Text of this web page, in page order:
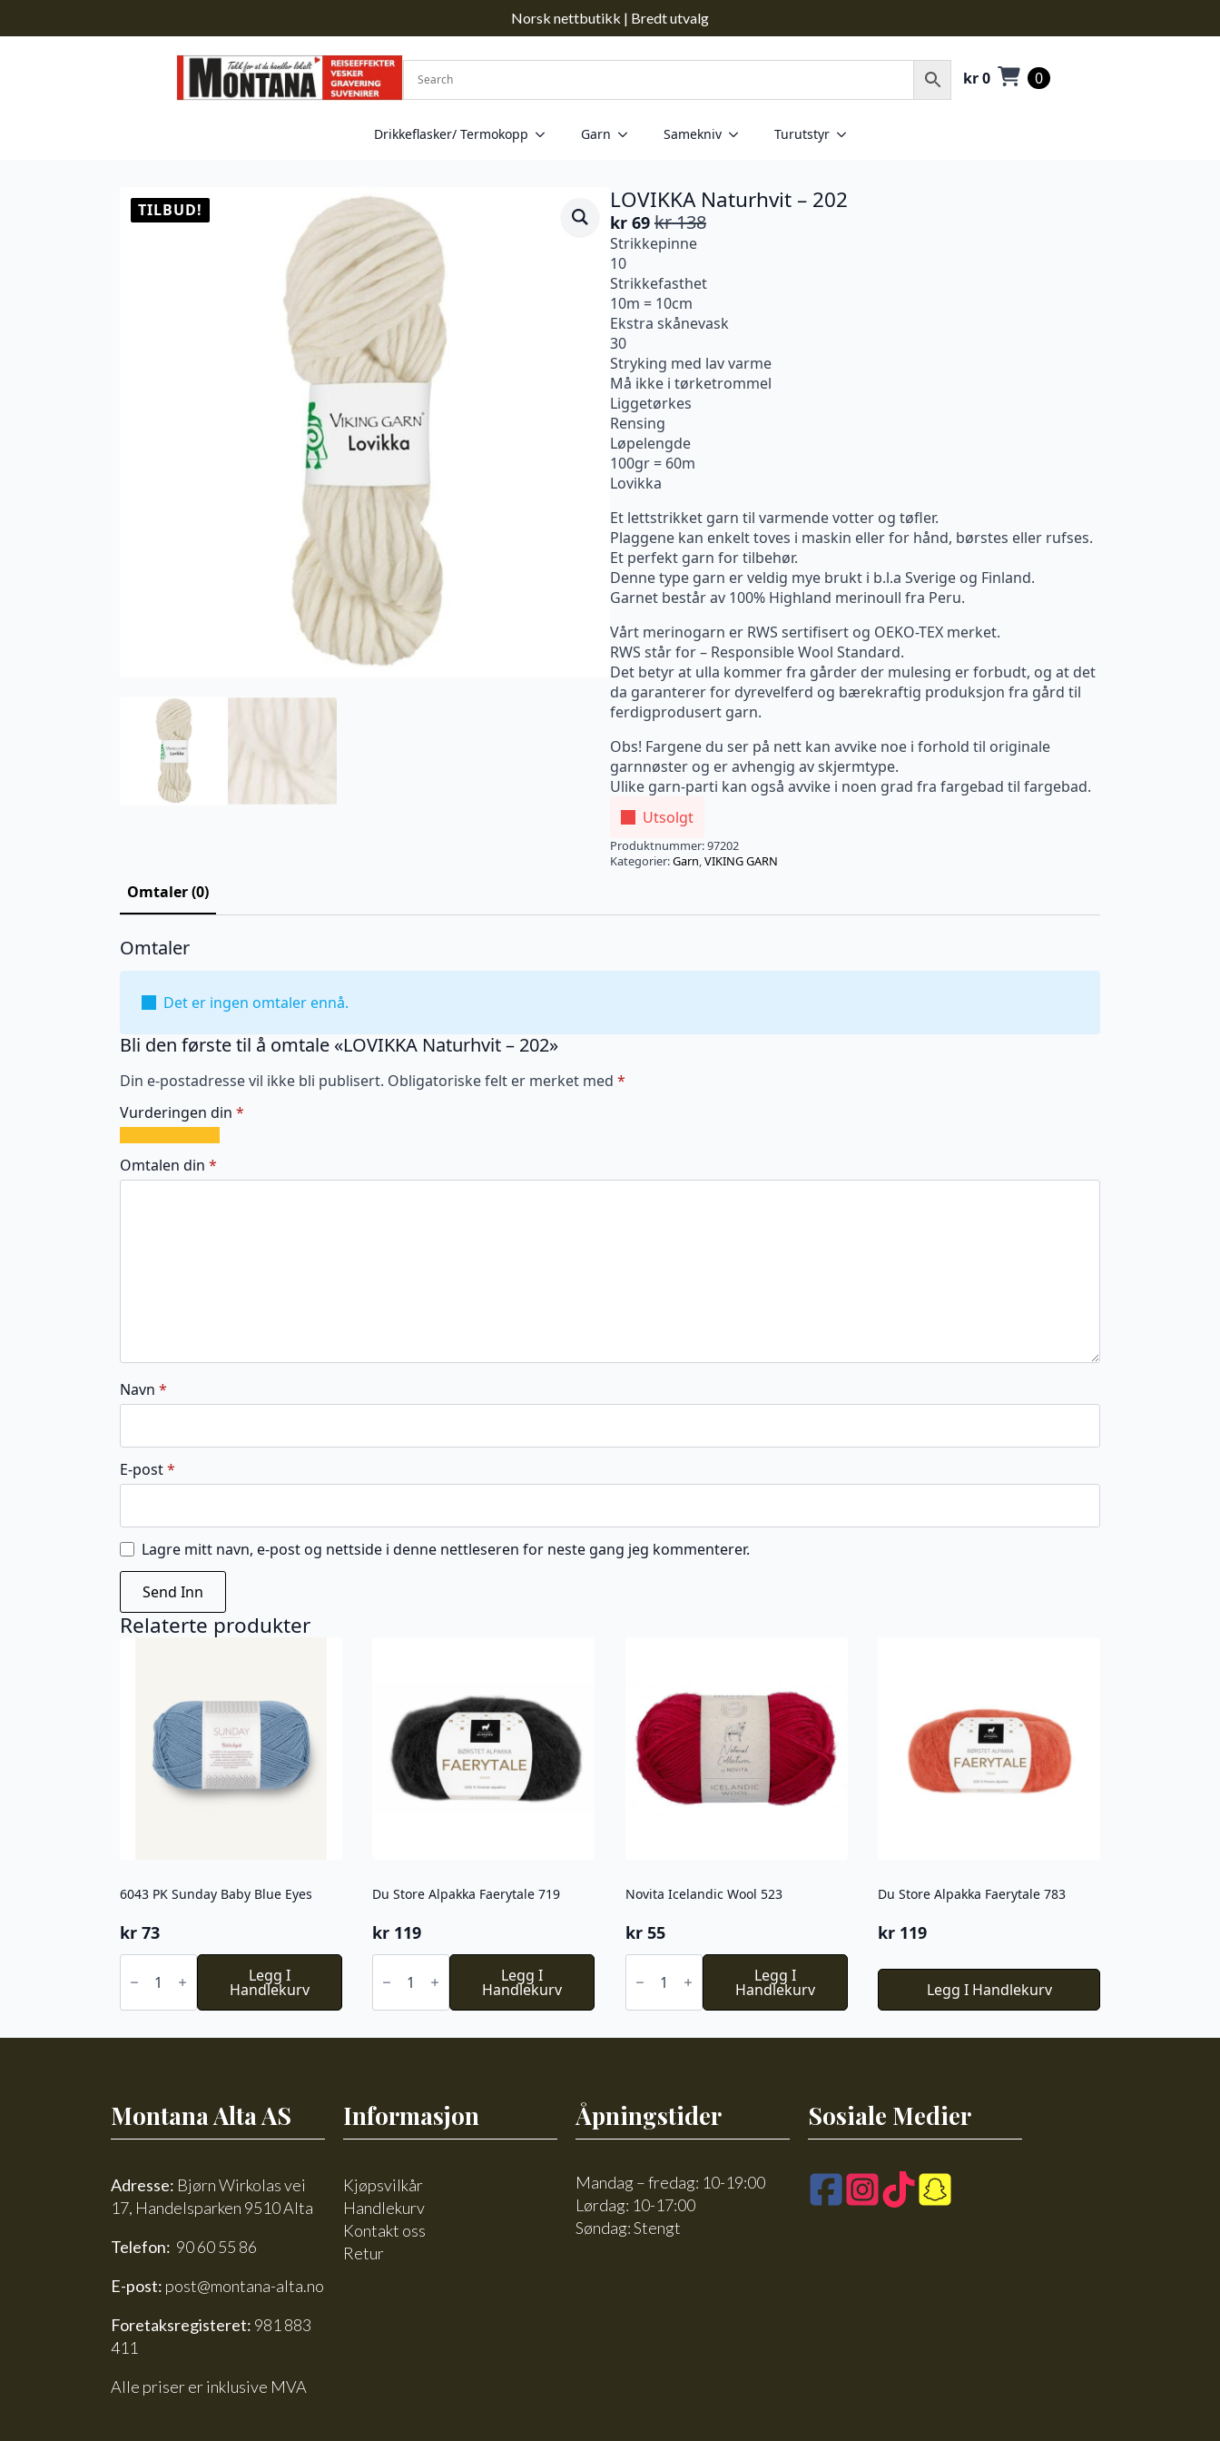
Norsk nettbutikk | Bredt utvalg
kr0 0
Drikkeflasker/ Termokopp Garn Samekniv Turutstyr
TILBUD! LOVIKKA Naturhvit – 202
kr138
Opprinnelig
pris
var:
kr 138.
kr 69
Nåværende
pris
er:
kr 69.
Strikkepinne
10
Strikkefasthet
10m = 10cm
Ekstra skånevask
30
Stryking med lav varme
Må ikke i tørketrommel
Liggetørkes
Rensing
Løpelengde
100gr = 60m
Lovikka
Et lettstrikket garn til varmende votter og tøfler.
Plaggene kan enkelt toves i maskin eller for hånd, børstes eller rufses.
Et perfekt garn for tilbehør.
Denne type garn er veldig mye brukt i b.l.a Sverige og Finland.
Garnet består av 100% Highland merinoull fra Peru.
Vårt merinogarn er RWS sertifisert og OEKO-TEX merket.
RWS står for – Responsible Wool Standard.
Det betyr at ulla kommer fra gårder der mulesing er forbudt, og at det
da garanterer for dyrevelferd og bærekraftig produksjon fra gård til
ferdigprodusert garn.
Obs! Fargene du ser på nett kan avvike noe i forhold til originale
garnnøster og er avhengig av skjermtype.
Ulike garn-parti kan også avvike i noen grad fra fargebad til fargebad.
Utsolgt
Produktnummer:97202
Kategorier:Garn,VIKING GARN
Omtaler (0)
Omtaler
Det er ingen omtaler ennå.
Bli den første til å omtale «LOVIKKA Naturhvit – 202»
Din e-postadresse vil ikke bli publisert. Obligatoriske felt er merket med *
Vurderingen din *
av
5
av
5
av
5
av
5
av
5
Omtalen din *
Navn *
E-post*
Lagre mitt navn, e-post og nettside i denne nettleseren for neste gang jeg kommenterer.
Relaterte produkter
6043 PK Sunday Baby Blue Eyes
kr 73
6043
Sunday
Baby
Eyes
Legg I
Handlekurv
Du Store Alpakka Faerytale 719
kr 119
Du
Store
Alpakka
Faerytale
antall
Legg I
Handlekurv
Novita Icelandic Wool 523
kr55
Novita
Icelandic
Wool
523
Legg I
Handlekurv
Du Store Alpakka Faerytale 783
kr 119
Legg I Handlekurv
Montana Alta AS
Adresse: Bjørn Wirkolas vei
17, Handelsparken 9510 Alta
Telefon: 90 60 55 86
E-post: post@montana-alta.no
Foretaksregisteret: 981 883
411
Alle priser er inklusive MVA
Informasjon
Kjøpsvilkår
Handlekurv
Kontakt oss
Retur
Åpningstider
Mandag – fredag: 10-19:00
Lørdag: 10-17:00
Søndag: Stengt
Sosiale Medier